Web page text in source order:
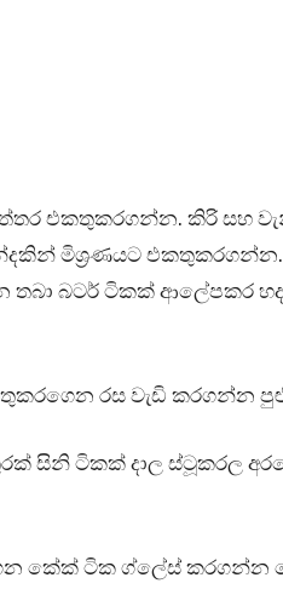
එකතුකරගන්න. කිරි සහ
මිශ්‍රණයට එකතුකරගන්න.
බටර් ටිකක් ආලේපකර
රස වැඩි කරගන්න
සිනි ටිකක් දාල ස්ටූකරල
කේක් ටික ග්ලේස් කරගන්න